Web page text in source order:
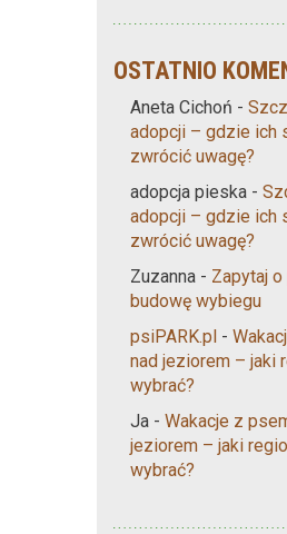
OSTATNIO
Aneta Cichoń -
adopcji – gdzie ich
zwrócić uwagę?
adopcja pieska -
adopcji – gdzie ich
zwrócić uwagę?
Zuzanna - Zapytaj
budowę wybiegu
psiPARK.pl -
nad jeziorem – jaki
wybrać?
Ja - Wakacje z
jeziorem – jaki
wybrać?